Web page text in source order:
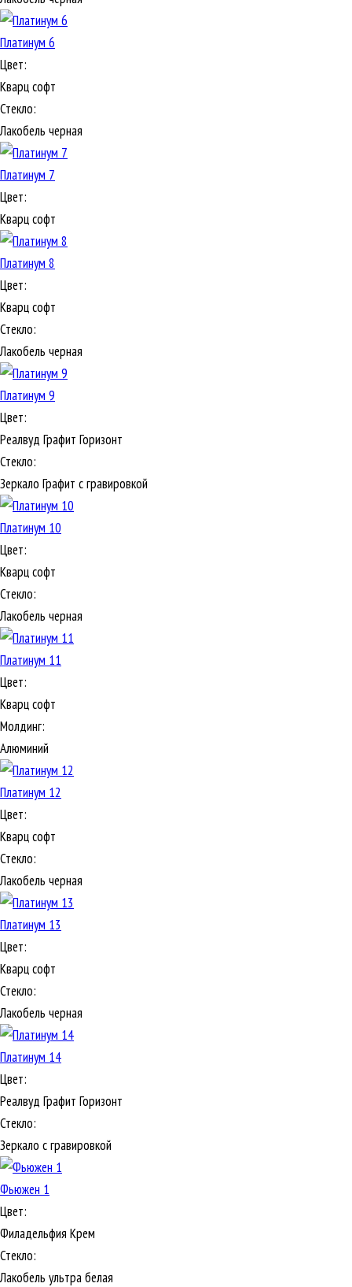
Платинум 6
Цвет:
Кварц софт
Стекло:
Лакобель черная
Платинум 7
Цвет:
Кварц софт
Платинум 8
Цвет:
Кварц софт
Стекло:
Лакобель черная
Платинум 9
Цвет:
Реалвуд Графит Горизонт
Стекло:
Зеркало Графит с гравировкой
Платинум 10
Цвет:
Кварц софт
Стекло:
Лакобель черная
Платинум 11
Цвет:
Кварц софт
Молдинг:
Алюминий
Платинум 12
Цвет:
Кварц софт
Стекло:
Лакобель черная
Платинум 13
Цвет:
Кварц софт
Стекло:
Лакобель черная
Платинум 14
Цвет:
Реалвуд Графит Горизонт
Стекло:
Зеркало с гравировкой
Фьюжен 1
Цвет:
Филадельфия Крем
Стекло:
Лакобель ультра белая